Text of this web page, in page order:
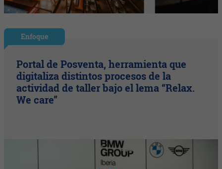
Enfoque
Portal de Posventa, herramienta que
digitaliza distintos procesos de la
actividad de taller bajo el lema “Relax.
We care”